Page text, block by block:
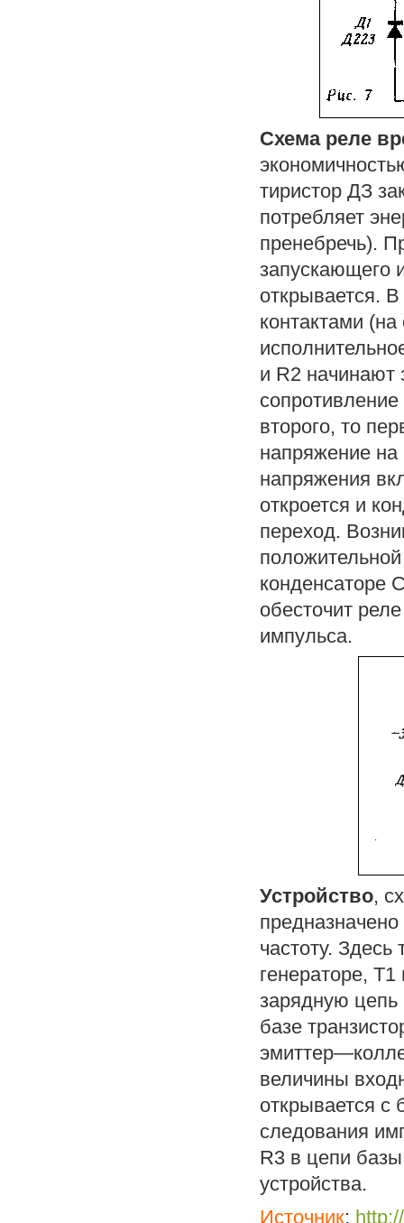
Схема реле
тиристор ДЗ
потребляет
пренебречь).
запускающего
открывается.
контактами
и R2 начинают
второго, то
напряжение на
напряжения
откроется и
переход.
конденсаторе
обесточит
импульса.
Устройство,
частоту.
генераторе,
зарядную
базе
величины
открывается с
следования
R3 в цепи
устройства.
Источник: